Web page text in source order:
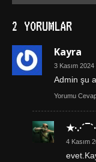
2 YORUMLAR
Kayra
3 Kasım
Admin şu
Yorumu
4 Kasım